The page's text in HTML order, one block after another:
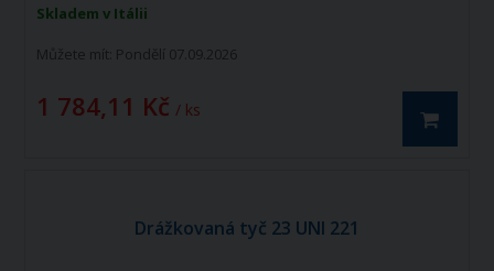
Skladem v Itálii
Můžete mít: Pondělí 07.09.2026
1 784,11 Kč / ks
Drážkovaná tyč 23 UNI 221